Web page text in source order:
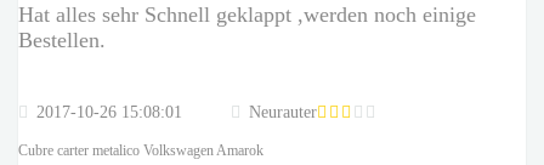
Hat alles sehr Schnell geklappt ,werden noch einige
Bestellen.
2017-10-26 15:08:01 Neurauter
Cubre carter metalico Volkswagen Amarok